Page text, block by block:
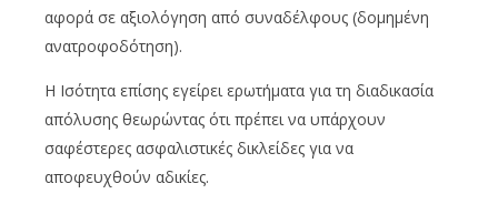
αφορά σε αξιολόγηση από συναδέλφους (δομημένη
ανατροφοδότηση).
Η Ισότητα επίσης εγείρει ερωτήματα για τη διαδικασία
απόλυσης θεωρώντας ότι πρέπει να υπάρχουν
σαφέστερες ασφαλιστικές δικλείδες για να
αποφευχθούν αδικίες.